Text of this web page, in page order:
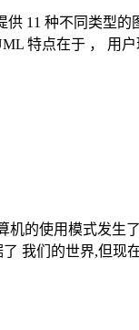
11 种不同类型
特点在于 ， 用
的使用模式发生
我们的世界,但现